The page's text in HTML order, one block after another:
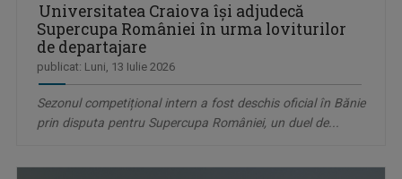
Universitatea Craiova își adjudecă
Supercupa României în urma loviturilor
de departajare
publicat: Luni, 13 Iulie 2026
Sezonul competițional intern a fost deschis oficial în Bănie
prin disputa pentru Supercupa României, un duel de...